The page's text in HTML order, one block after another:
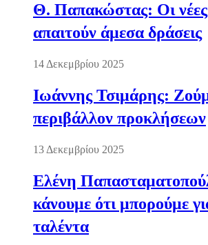
Θ. Παπακώστας: Οι νέες
απαιτούν άμεσα δράσεις
14 Δεκεμβρίου 2025
Ιωάννης Τσιμάρης:
περιβάλλον προκλήσεων
13 Δεκεμβρίου 2025
Ελένη
κάνουμε ότι μπορούμε
ταλέντα